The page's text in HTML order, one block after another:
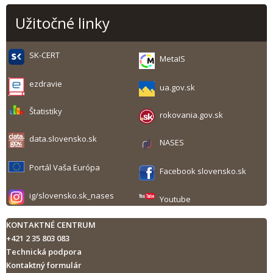
Užitočné linky
SK-CERT MetaIS
ezdravie ua.gov.sk
Štatistiky rokovania.gov.sk
data.slovensko.sk NASES
Portál Vaša Európa Facebook slovensko.sk
ig/slovensko.sk_nases Youtube
KONTAKTNÉ CENTRUM
+421 2 35 803 083
Technická podpora
Kontaktný formulár